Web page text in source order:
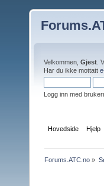
Velkommen, Gjest .
Har du ikke mottatt
Logg inn med
Hovedside Hjelp
Forums.ATC.no »